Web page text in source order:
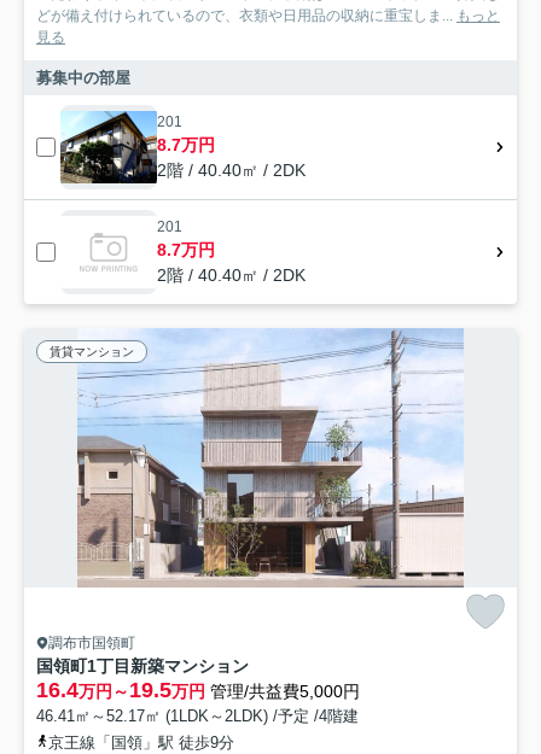
どが備え付けられているので、衣類や日用品の収納に重宝しま... もっと
見る
募集中の部屋
201
8.7万円
2階 / 40.40㎡ / 2DK
201
8.7万円
2階 / 40.40㎡ / 2DK
賃貸マンション
調布市国領町
国領町1丁目新築マンション
16.4万円～19.5万円 管理/共益費5,000円
46.41㎡～52.17㎡ (1LDK～2LDK) /予定 /4階建
京王線「国領」駅 徒歩9分